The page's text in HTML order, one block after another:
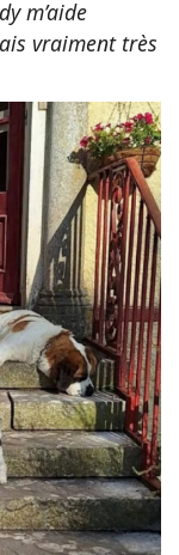
m’aide
vraiment très